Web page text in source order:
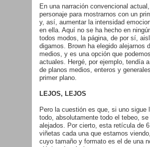
En una narración convencional
personaje para mostrarnos con un
y, así, aumentar la intensidad
en ella. Aquí no se ha hecho en
todos modos, la página, de por sí,
digamos. Brown ha elegido alejarnos
medios, y es una opción que
actuales. Hergé, por ejemplo, tendía
de planos medios, enteros y
primer plano.
LEJOS, LEJOS
Pero la cuestión es que, si uno sigue
todo, absolutamente todo el tebeo,
alejados. Por cierto, esta retícula de
viñetas cada una que estamos
cuyo tamaño y formato es el de una